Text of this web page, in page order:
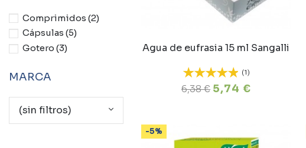
Agua de eufrasia 15 ml Sangalli
(1)
6,38 € 5,74 €
-5%
Comprimidos (2)
Cápsulas (5)
Gotero (3)
MARCA
(sin filtros)